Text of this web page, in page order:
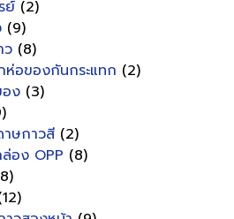
ย์ (2)
(9)
ว (8)
อของกันกระแทก (2)
ง (3)
าษกาวสี (2)
อง OPP (8)